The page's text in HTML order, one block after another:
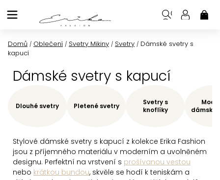
na
Domů / Oblečení / Svetry Mikiny / Svetry / Dámské svetry s
kapucí
Dámské svetry s kapucí
Stylové dámské svetry s kapucí z kolekce Erika Fashion
jsou z příjemného materiálu v moderním a uvolněném
designu. Perfektní na vrstvení s prošívanou vestou
nebo krátkou bundou, skvěle se hodí k teniskám a
Dlouhé svetry Pletené svetry
Svetry s
knoflíky
dámské